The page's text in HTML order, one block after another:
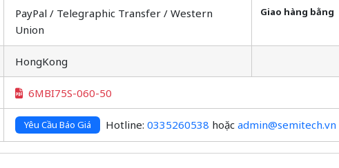
PayPal / Telegraphic Transfer / Western
Union
Giao hàng bằng
HongKong
6MBI75S-060-50
Yêu Cầu Báo Giá Hotline: 0335260538 hoặc admin@semitech.vn